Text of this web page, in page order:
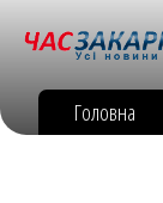
Головна